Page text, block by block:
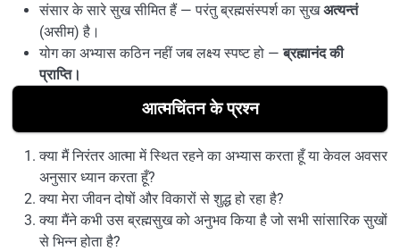
संसार के सारे सुख सीमित हैं — परंतु ब्रह्मसंस्पर्श का सुखअत्यन्तं
(असीम) है।
योग का अभ्यास कठिन नहीं जब लक्ष्य स्पष्ट हो —ब्रह्मानंद की
प्राप्ति।
आत्मचिंतन के प्रश्न
क्या मैं निरंतर आत्मा में स्थित रहने का अभ्यास करता हूँ या केवल अवसर
अनुसार ध्यान करता हूँ?
क्या मेरा जीवन दोषों और विकारों से शुद्ध हो रहा है?
क्या मैंने कभी उस ब्रह्मसुख को अनुभव किया है जो सभी सांसारिक सुखों
से भिन्न होता है?